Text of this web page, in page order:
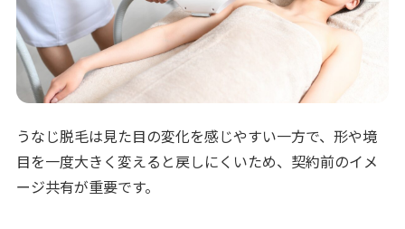
うなじ脱毛は見た目の変化を感じやすい一方で、形や境
目を一度大きく変えると戻しにくいため、契約前のイメ
ージ共有が重要です。